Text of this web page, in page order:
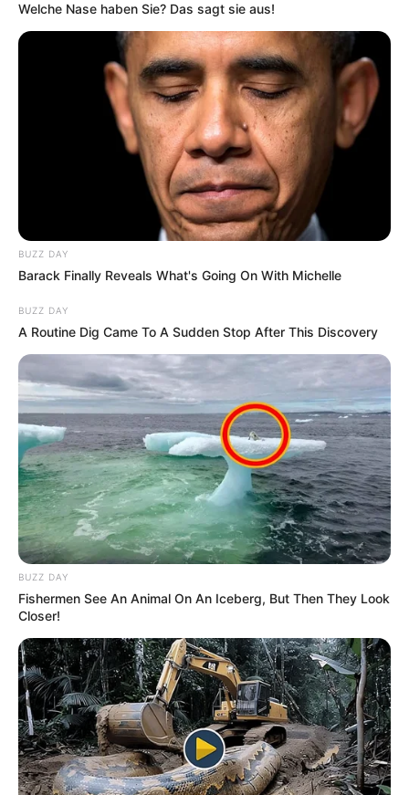
Welche Nase haben Sie? Das sagt sie aus!
BUZZ DAY
Barack Finally Reveals What's Going On With Michelle
BUZZ DAY
A Routine Dig Came To A Sudden Stop After This Discovery
BUZZ DAY
Fishermen See An Animal On An Iceberg, But Then They Look
Closer!